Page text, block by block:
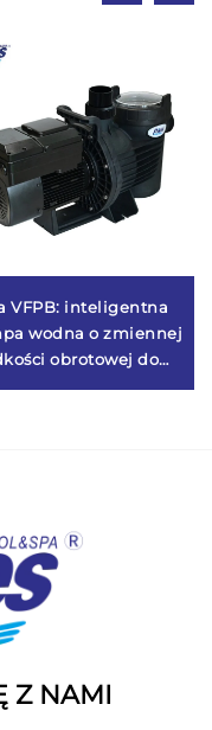
VFPB: inteligentna
wodna o zmiennej
obrotowej do
Z NAMI